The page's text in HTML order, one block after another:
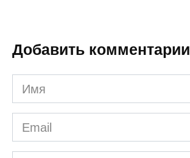
Добавить комментарии
Имя
*
Email
*